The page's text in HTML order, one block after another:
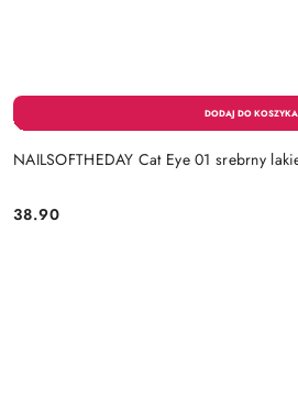
NAILSOFTHEDAY Cat Eye 01 srebrny
Cena:
38.90